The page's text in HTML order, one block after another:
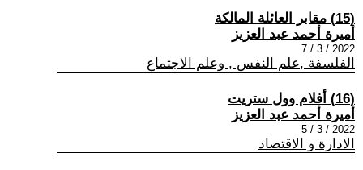
(15) مقابر العائلة المالكة
أميرة أحمد عبد العزيز
2022 / 3 / 7
الفلسفة ,علم النفس , وعلم الاجتماع
(16) أفلام وول ستريت
أميرة أحمد عبد العزيز
2022 / 3 / 5
الادارة و الاقتصاد